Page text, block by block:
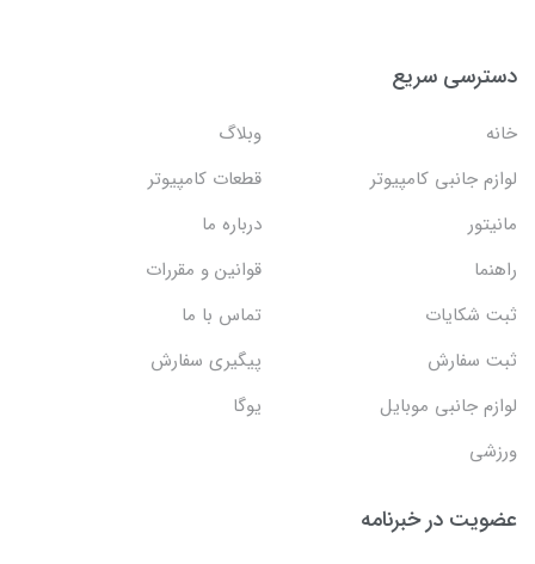
دسترسی سریع
خانه
وبلاگ
لوازم جانبی کامپیوتر
قطعات کامپیوتر
مانیتور
درباره ما
راهنما
قوانین و مقررات
ثبت شکایات
تماس با ما
ثبت سفارش
پیگیری سفارش
لوازم جانبی موبایل
یوگا
ورزشی
عضویت در خبرنامه